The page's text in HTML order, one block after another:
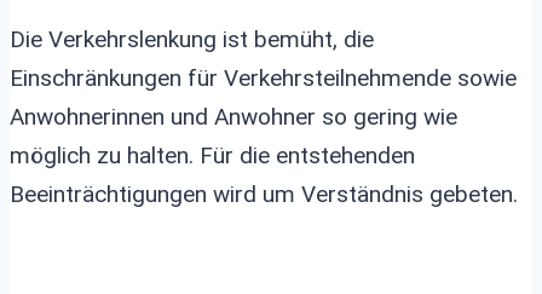
Die Verkehrslenkung ist bemüht, die
Einschränkungen für Verkehrsteilnehmende sowie
Anwohnerinnen und Anwohner so gering wie
möglich zu halten. Für die entstehenden
Beeinträchtigungen wird um Verständnis gebeten.